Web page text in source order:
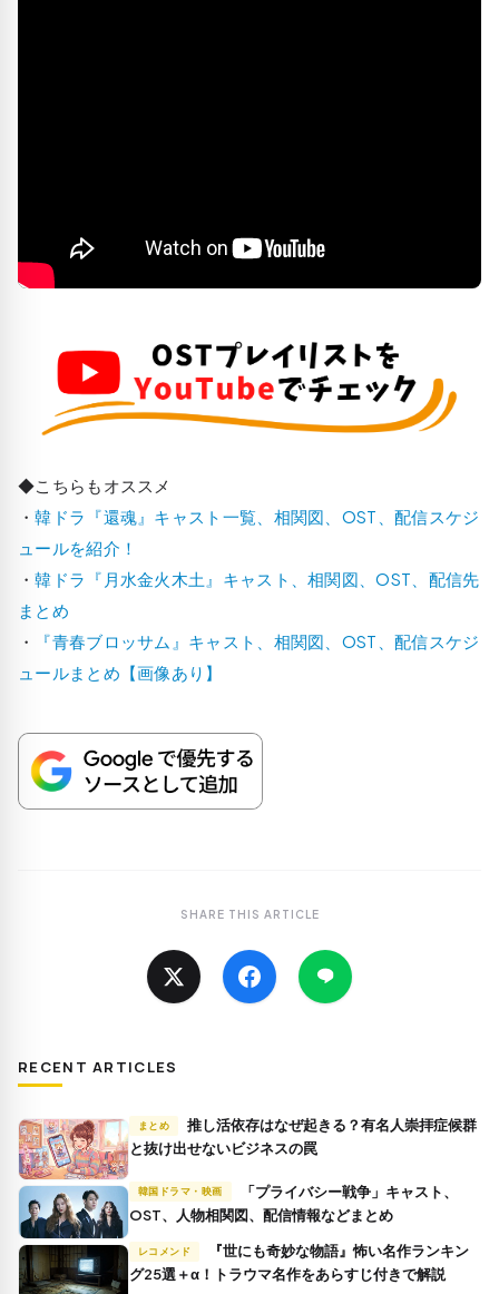
◆こちらもオススメ
・韓ドラ『還魂』キャスト一覧、相関図、OST、配信スケジ
ュールを紹介！
・韓ドラ『月水金火木土』キャスト、相関図、OST、配信先
まとめ
・
『青春ブロッサム』キャスト、相関図、OST、配信スケジ
ュールまとめ【画像あり】
SHARE THIS ARTICLE
RECENT ARTICLES
まとめ
推し活依存はなぜ起きる？有名人崇拝症候群
と抜け出せないビジネスの罠
韓国ドラマ・映画
OST、人物相関図、配信情報などまとめ
レコメンド
グ25選＋α！トラウマ名作をあらすじ付きで解説